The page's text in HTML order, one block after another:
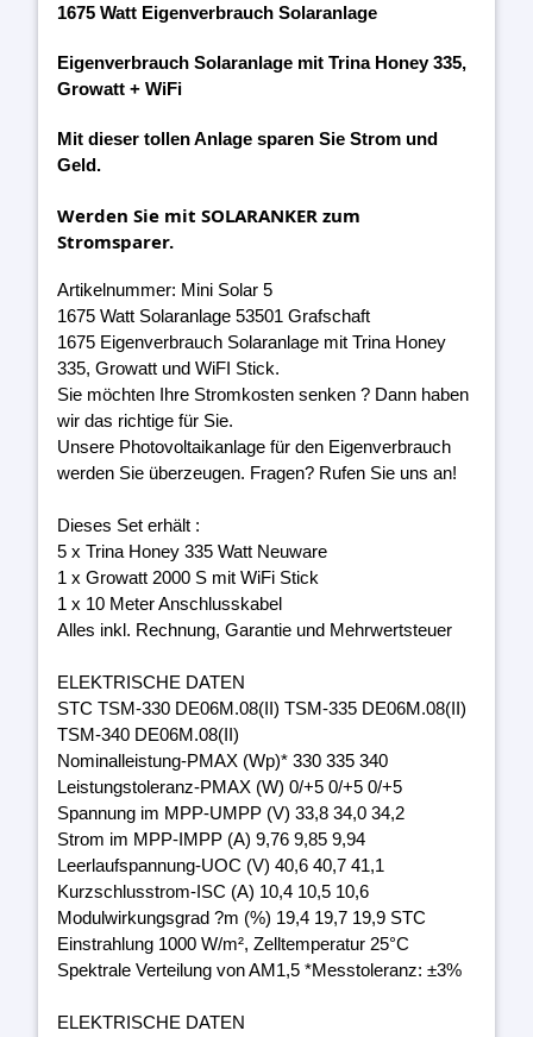
1675 Watt Eigenverbrauch Solaranlage
Eigenverbrauch Solaranlage mit Trina Honey 335,
Growatt + WiFi
Mit dieser tollen Anlage sparen Sie Strom und
Geld.
Werden Sie mit SOLARANKER zum
Stromsparer.
Artikelnummer: Mini Solar 5
1675 Watt Solaranlage 53501 Grafschaft
1675 Eigenverbrauch Solaranlage mit Trina Honey
335, Growatt und WiFI Stick.
Sie möchten Ihre Stromkosten senken ? Dann haben
wir das richtige für Sie.
Unsere Photovoltaikanlage für den Eigenverbrauch
werden Sie überzeugen. Fragen? Rufen Sie uns an!
Dieses Set erhält :
5 x Trina Honey 335 Watt Neuware
1 x Growatt 2000 S mit WiFi Stick
1 x 10 Meter Anschlusskabel
Alles inkl. Rechnung, Garantie und Mehrwertsteuer
ELEKTRISCHE DATEN
STC TSM-330 DE06M.08(II) TSM-335 DE06M.08(II)
TSM-340 DE06M.08(II)
Nominalleistung-PMAX (Wp)* 330 335 340
Leistungstoleranz-PMAX (W) 0/+5 0/+5 0/+5
Spannung im MPP-UMPP (V) 33,8 34,0 34,2
Strom im MPP-IMPP (A) 9,76 9,85 9,94
Leerlaufspannung-UOC (V) 40,6 40,7 41,1
Kurzschlusstrom-ISC (A) 10,4 10,5 10,6
Modulwirkungsgrad ?m (%) 19,4 19,7 19,9 STC
Einstrahlung 1000 W/m², Zelltemperatur 25°C
Spektrale Verteilung von AM1,5 *Messtoleranz: ±3%
ELEKTRISCHE DATEN